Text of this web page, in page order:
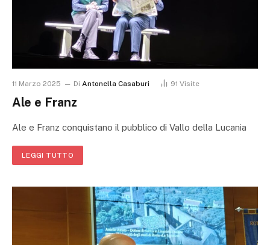
11 Marzo 2025 Di Antonella Casaburi 91 Visite
Ale e Franz
Ale e Franz conquistano il pubblico di Vallo della Lucania
LEGGI TUTTO